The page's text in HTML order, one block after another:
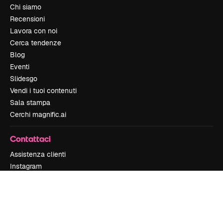
Chi siamo
Recensioni
Lavora con noi
Cerca tendenze
Blog
Eventi
Slidesgo
Vendi i tuoi contenuti
Sala stampa
Cerchi magnific.ai
Contattaci
Assistenza clienti
Instagram